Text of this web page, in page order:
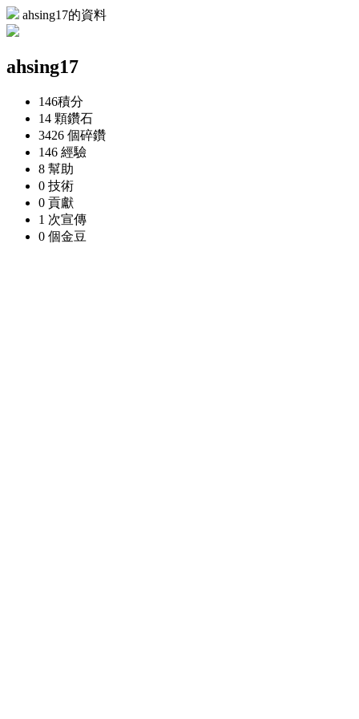
ahsing17的資料
ahsing17
146積分
14 顆鑽石
3426 個碎鑽
146 經驗
8 幫助
0 技術
0 貢獻
1 次宣傳
0 個金豆